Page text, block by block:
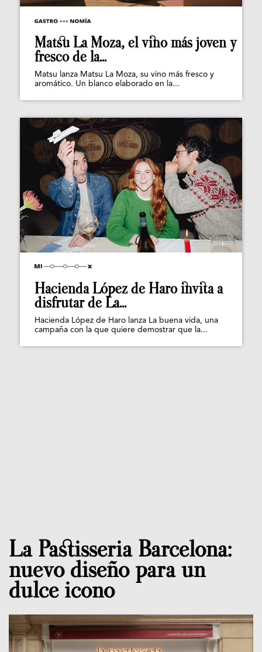
Matsu La Moza, el vino más joven y
fresco de la...
Matsu lanza Matsu La Moza, su vino más fresco y
aromático. Un blanco elaborado en la...
Hacienda López de Haro invita a
disfrutar de La...
Hacienda López de Haro lanza La buena vida, una
campaña con la que quiere demostrar que la...
La Pastisseria Barcelona:
nuevo diseño para un
dulce icono